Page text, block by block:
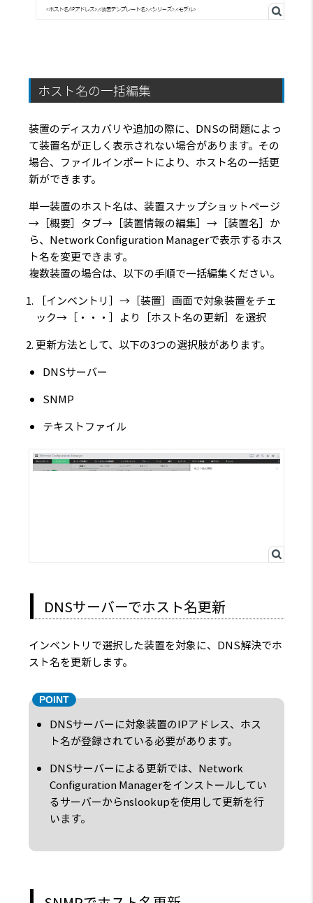
ホスト名の一括編集
装置のディスカバリや追加の際に、DNSの問題によっ
て装置名が正しく表示されない場合があります。その
場合、ファイルインポートにより、ホスト名の一括更
新ができます。
単一装置のホスト名は、装置スナップショットページ
→［概要］タブ→［装置情報の編集］→［装置名］か
ら、Network Configuration Managerで表示するホス
ト名を変更できます。
複数装置の場合は、以下の手順で一括編集ください。
［インベントリ］→［装置］画面で対象装置をチェ
ック→［・・・］より［ホスト名の更新］を選択
更新方法として、以下の3つの選択肢があります。
DNSサーバー
SNMP
テキストファイル
DNSサーバーでホスト名更新
インベントリで選択した装置を対象に、DNS解決でホ
スト名を更新します。
DNSサーバーに対象装置のIPアドレス、ホス
ト名が登録されている必要があります。
DNSサーバーによる更新では、Network
Configuration Managerをインストールしてい
るサーバーからnslookupを使用して更新を行
います。